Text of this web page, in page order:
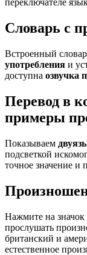
переключателе
Словарь с
Встроенный
употребления и
доступна озвучка
Перевод в
примеры
Показываем
подсветкой
точное значение и
Нажмите на
прослушать
британский и
естественное